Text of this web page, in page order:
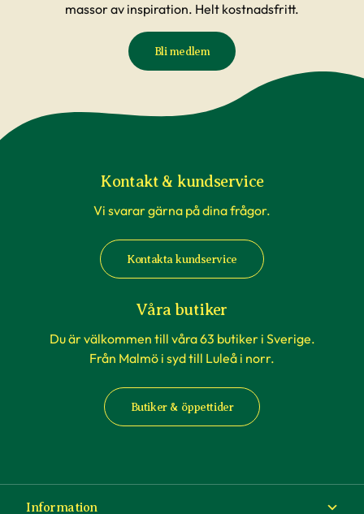
massor av inspiration. Helt kostnadsfritt.
Bli medlem
Kontakt & kundservice
Vi svarar gärna på dina frågor.
Kontakta kundservice
Våra butiker
Du är välkommen till våra 63 butiker i Sverige.
Från Malmö i syd till Luleå i norr.
Butiker & öppettider
Information